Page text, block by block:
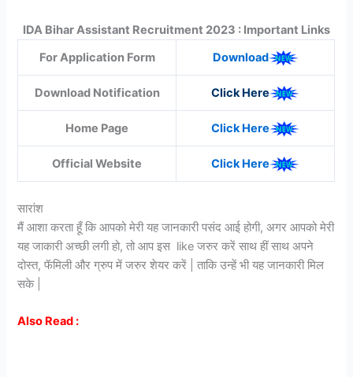
IDA Bihar Assistant Recruitment 2023 : Important Links
For Application Form
Download
Download Notification Click Here
Home Page Click Here
Official Website Click Here
सारांश
मैं आशा करता हूँ कि आपको मेरी यह जानकारी पसंद आई होगी, अगर आपको मेरी
यह जाकारी अच्छी लगी हो, तो आप इस like जरुर करें साथ हीं साथ अपने
दोस्त, फॅमिली और ग्रुप में जरुर शेयर करें | ताकि उन्हें भी यह जानकारी मिल
सके |
Also Read :